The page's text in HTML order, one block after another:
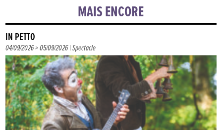
MAIS ENCORE
IN PETTO
04/09/2026 > 05/09/2026 |Spectacle